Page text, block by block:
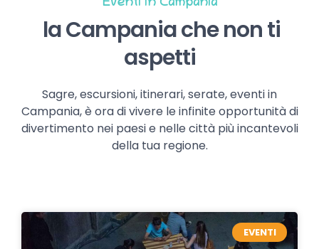
Eventi in Campania
la Campania che non ti
aspetti
Sagre, escursioni, itinerari, serate, eventi in
Campania, è ora di vivere le infinite opportunità di
divertimento nei paesi e nelle città più incantevoli
della tua regione.
EVENTI